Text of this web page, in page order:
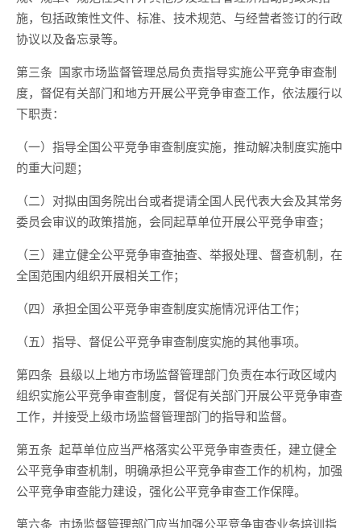
施，包括政策性文件、 标准、技术规范、与经营者签订的行政
协议以及备忘录等。
第三条 国家市场监督管理总局负责指导实施公平竞争审查制
度，督促有关部门和地方开展公平竞争审查工作，依法履行以
下职责：
（一）指导全国公平竞争审查制度实施，推动解决制度实施中
的重大问题；
（二）对拟由国务院出台或者提请全国人民代表大会及其常务
委员会审议的政策措施，会同起草单位开展公平竞争审查；
（三）建立健全公平竞争审查抽查、举报处理、督查机制， 在
全国范围内组织开展相关工作；
（四）承担全国公平竞争审查制度实施情况评估工作；
（五）指导、督促公平竞争审查制度实施的其他事项。
第四条 县级以上地方市场监督管理部门负责在本行政区域内
组织实施公平竞争审查制度，督促有关部门开展公平竞争审查
工作，并接受上级市场监督管理部门的指导和监督。
第五条 起草单位应当严格落实公平竞争审查责任，建立健全
公平竞争审查机制，明确承担公平竞争审查工作的机构，加强
公平竞争审查能力建设，强化公平竞争审查工作保障。
第六条 市场监督管理部门应当加强公平竞争审查业务培训指